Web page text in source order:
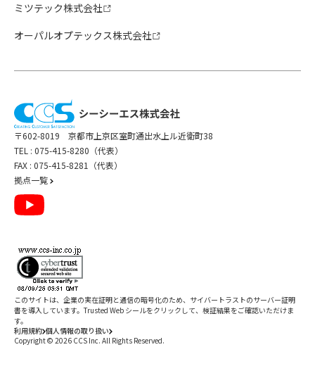
ミツテック株式会社
オーパルオプテックス株式会社
〒602-8019 京都市上京区室町通出水上ル近衛町38
TEL : 075-415-8280（代表）
FAX : 075-415-8281（代表）
拠点一覧
利用規約 個人情報の取り扱い
Copyright © 2026 CCS Inc. All Rights Reserved.
このサイトは、企業の実在証明と通信の暗号化のため、サイバートラストのサーバー証明
書を導入しています。Trusted Web シールをクリックして、検証結果をご確認いただけま
す。